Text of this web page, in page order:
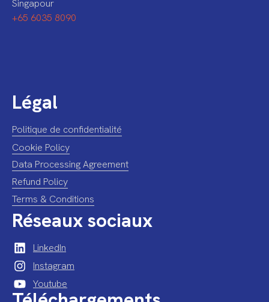
Singapour
+65 6035 8090
Légal
Politique de confidentialité
Cookie Policy
Data Processing Agreement
Refund Policy
Terms & Conditions
Réseaux sociaux
LinkedIn
Instagram
Youtube